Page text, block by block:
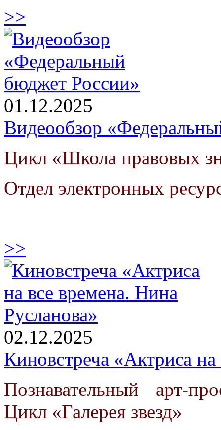
>>
01.12.2025
Видеообзор
Цикл «Школа правовых
Отдел электронных
>>
02.12.2025
Киновстреча «Актриса
Познавательный арт-
Цикл «Галерея звезд»